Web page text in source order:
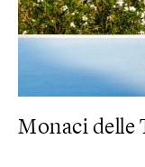
Monaci delle